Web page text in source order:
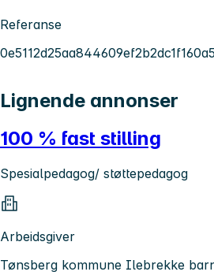
Referanse
Lignende annonser
100 % fast stilling
Spesialpedagog/ støttepedagog
Arbeidsgiver
Tønsberg kommune Ilebrekke